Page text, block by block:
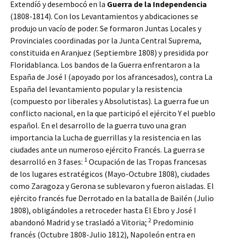
Extendíó y desembocó en la Guerra de la Independencia
(1808-1814). Con los Levantamientos y abdicaciones se
produjo un vacío de poder. Se formaron Juntas Locales y
Provinciales coordinadas por la Junta Central Suprema,
constituida en Aranjuez (Septiembre 1808) y presidida por
Floridablanca. Los bandos de la Guerra enfrentaron a la
España de José I (apoyado por los afrancesados), contra La
España del levantamiento popular y la resistencia
(compuesto por liberales y Absolutistas). La guerra fue un
conflicto nacional, en la que participó el ejército Y el pueblo
español. En el desarrollo de la guerra tuvo una gran
importancia la Lucha de guerrillas y la resistencia en las
ciudades ante un numeroso ejército Francés. La guerra se
desarrolló en 3 fases: 1 Ocupación de las Tropas francesas
de los lugares estratégicos (Mayo-Octubre 1808), ciudades
como Zaragoza y Gerona se sublevaron y fueron aisladas. El
ejército francés fue Derrotado en la batalla de Bailén (Julio
1808), obligándoles a retroceder hasta El Ebro y José I
abandonó Madrid y se trasladó a Vitoria; 2 Predominio
francés (Octubre 1808-Julio 1812), Napoleón entra en